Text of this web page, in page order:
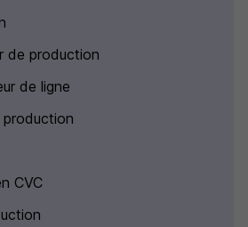
de production
de ligne
production
CVC